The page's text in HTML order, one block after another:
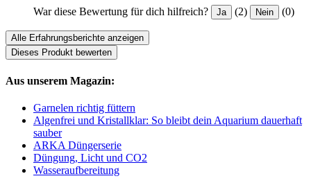
War diese Bewertung für dich hilfreich? Ja (2) Nein (0)
Alle Erfahrungsberichte anzeigen
Dieses Produkt bewerten
Aus unserem Magazin:
Garnelen richtig füttern
Algenfrei und Kristallklar: So bleibt dein Aquarium dauerhaft
sauber
ARKA Düngerserie
Düngung, Licht und CO2
Wasseraufbereitung